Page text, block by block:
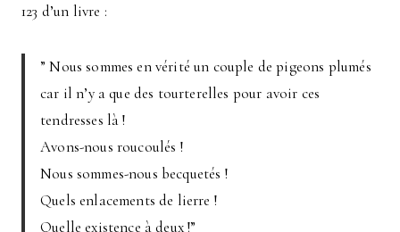
123 d’un livre :
” Nous sommes en vérité un couple de pigeons plumés
car il n’y a que des tourterelles pour avoir ces
tendresses là !
Avons-nous roucoulés !
Nous sommes-nous becquetés !
Quels enlacements de lierre !
Quelle existence à deux !”